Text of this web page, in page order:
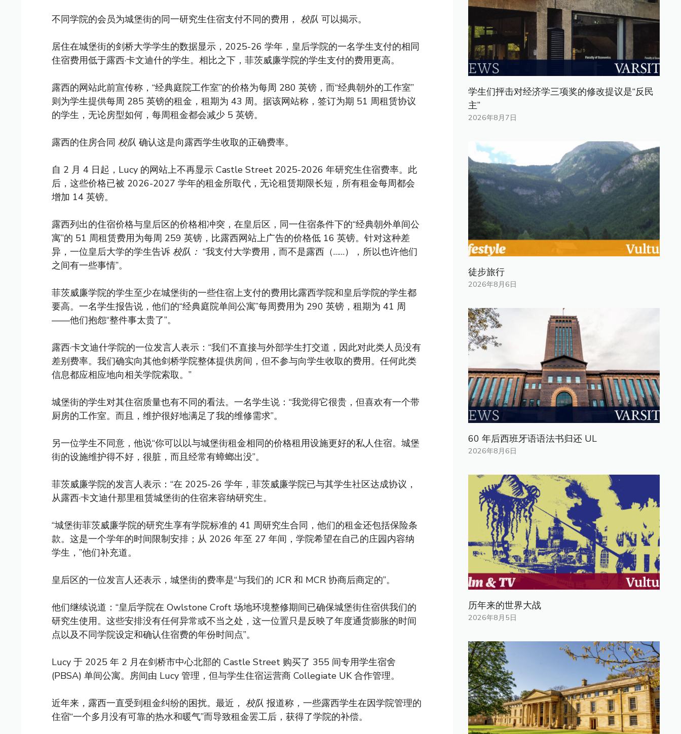
不同学院的会员为城堡街的同一研究生住宿支付不同的费用， 校队 可以揭示。
居住在城堡街的剑桥大学学生的数据显示，2025-26 学年，皇后学院的一名学生支付的相同
住宿费用低于露西·卡文迪什的学生。相比之下，菲茨威廉学院的学生支付的费用更高。
露西的网站此前宣传称，“经典庭院工作室”的价格为每周 280 英镑，而“经典朝外的工作室”
则为学生提供每周 285 英镑的租金，租期为 43 周。据该网站称，签订为期 51 周租赁协议
的学生，无论房型如何，每周租金都会减少 5 英镑。
露西的住房合同 校队 确认这是向露西学生收取的正确费率。
自 2 月 4 日起，Lucy 的网站上不再显示 Castle Street 2025-2026 年研究生住宿费率。此
后，这些价格已被 2026-2027 学年的租金所取代，无论租赁期限长短，所有租金每周都会
增加 14 英镑。
露西列出的住宿价格与皇后区的价格相冲突，在皇后区，同一住宿条件下的“经典朝外单间公
寓”的 51 周租赁费用为每周 259 英镑，比露西网站上广告的价格低 16 英镑。针对这种差
异，一位皇后大学的学生告诉 校队： “我支付大学费用，而不是露西（……），所以也许他们
之间有一些事情”。
菲茨威廉学院的学生至少在城堡街的一些住宿上支付的费用比露西学院和皇后学院的学生都
要高。一名学生报告说，他们的“经典庭院单间公寓”每周费用为 290 英镑，租期为 41 周
——他们抱怨“整件事太贵了”。
露西·卡文迪什学院的一位发言人表示：“我们不直接与外部学生打交道，因此对此类人员没有
差别费率。我们确实向其他剑桥学院整体提供房间，但不参与向学生收取的费用。任何此类
信息都应相应地向相关学院索取。”
城堡街的学生对其住宿质量也有不同的看法。一名学生说：“我觉得它很贵，但喜欢有一个带
厨房的工作室。而且，维护很好地满足了我的维修需求”。
另一位学生不同意，他说“你可以以与城堡街租金相同的价格租用设施更好的私人住宿。城堡
街的设施维护得不好，很脏，而且经常有蟑螂出没”。
菲茨威廉学院的发言人表示：“在 2025-26 学年，菲茨威廉学院已与其学生社区达成协议，
从露西·卡文迪什那里租赁城堡街的住宿来容纳研究生。
“城堡街菲茨威廉学院的研究生享有学院标准的 41 周研究生合同，他们的租金还包括保险条
款。这是一个学年的时间限制安排；从 2026 年至 27 年间，学院希望在自己的庄园内容纳
学生，”他们补充道。
皇后区的一位发言人还表示，城堡街的费率是“与我们的 JCR 和 MCR 协商后商定的”。
他们继续说道：“皇后学院在 Owlstone Croft 场地环境整修期间已确保城堡街住宿供我们的
研究生使用。这些安排没有任何异常或不当之处，这一位置只是反映了年度通货膨胀的时间
点以及不同学院设定和确认住宿费的年份时间点”。
Lucy 于 2025 年 2 月在剑桥市中心北部的 Castle Street 购买了 355 间专用学生宿舍
(PBSA) 单间公寓。房间由 Lucy 管理，但与学生住宿运营商 Collegiate UK 合作管理。
近年来，露西一直受到租金纠纷的困扰。最近， 校队 报道称，一些露西学生在因学院管理的
住宿“一个多月没有可靠的热水和暖气”而导致租金罢工后，获得了学院的补偿。
学生们抨击对经济学三项奖的修改提议是“反民
主”
2026年8月7日
徒步旅行
2026年8月6日
60 年后西班牙语语法书归还 UL
2026年8月6日
历年来的世界大战
2026年8月5日